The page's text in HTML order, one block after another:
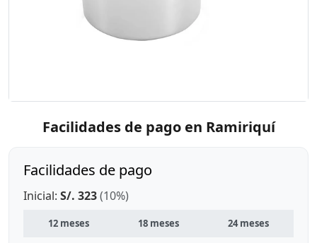
Facilidades de pago en Ramiriquí
Facilidades de pago
Inicial: S/. 323(10%)
12 meses 18 meses 24 meses